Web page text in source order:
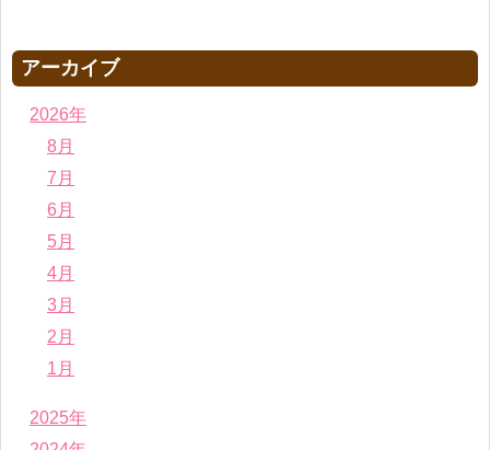
アーカイブ
2026年
8月
7月
6月
5月
4月
3月
2月
1月
2025年